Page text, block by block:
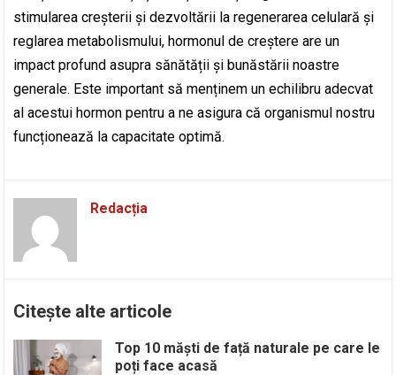
stimularea creșterii și dezvoltării la regenerarea celulară și
reglarea metabolismului, hormonul de creștere are un
impact profund asupra sănătății și bunăstării noastre
generale. Este important să menținem un echilibru adecvat
al acestui hormon pentru a ne asigura că organismul nostru
funcționează la capacitate optimă.
Redacția
Citește alte articole
Top 10 măști de față naturale pe care le
poți face acasă